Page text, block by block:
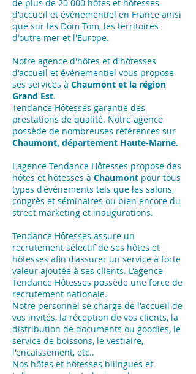
de plus de 20 000 hôtes et hôtesses
d'accueil et événementiel en France ainsi
que sur les Dom Tom, les territoires
d'outre mer et l'Europe.
Notre agence d'hôtes et d'hôtesses
d'accueil et événementiel vous propose
ses services à Chaumont et la région
Grand Est.
Tendance Hôtesses garantie des
prestations de qualité. Notre agence
possède de nombreuses références sur
Chaumont, département Haute-Marne.
L'agence Tendance Hôtesses propose des
hôtes et hôtesses à Chaumont pour tous
types d'événements tels que les salons,
congrès et séminaires ou bien encore du
street marketing et inaugurations.
Tendance Hôtesses assure un
recrutement sélectif de ses hôtes et
hôtesses afin d'assurer un service à forte
valeur ajoutée à ses clients. L'agence
Tendance Hôtesses possède une force de
recrutement nationale.
Notre personnel se charge de l'accueil de
vos invités, la réception de vos clients, la
distribution de documents ou goodies, le
service de boissons, le vestiaire,
l'encaissement, etc..
Nos hôtes et hôtesses bilingues et